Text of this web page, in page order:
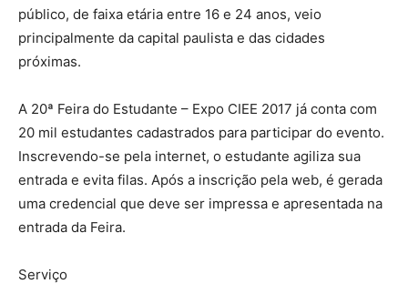
público, de faixa etária entre 16 e 24 anos, veio
principalmente da capital paulista e das cidades
próximas.
A 20ª Feira do Estudante – Expo CIEE 2017 já conta com
20 mil estudantes cadastrados para participar do evento.
Inscrevendo-se pela internet, o estudante agiliza sua
entrada e evita filas. Após a inscrição pela web, é gerada
uma credencial que deve ser impressa e apresentada na
entrada da Feira.
Serviço